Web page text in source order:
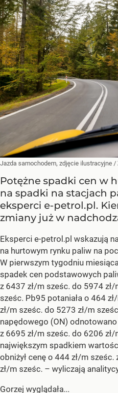
Jazda samochodem, zdjęcie ilustracyjne /
Potężne spadki cen w
na spadki na stacjach
eksperci e-petrol.pl.
zmiany już w
Eksperci e-petrol.pl wskazują
na hurtowym rynku paliw na
W pierwszym tygodniu
spadek cen podstawowych
z 6437 zł/m sześc. do 5974
sześc. Pb95 potaniała o 464
zł/m sześc. do 5273 zł/m
napędowego (ON)
z 6695 zł/m sześc. do 6206 zł/
największym spadkiem
obniżył cenę o 444 zł/m
zł/m sześc. – wyliczają
Gorzej wyglądała...